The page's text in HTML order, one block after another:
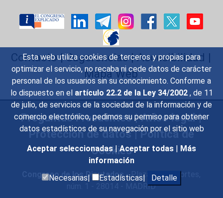
Esta web utiliza cookies de terceros y propias para
optimizar el servicio, no recaba ni cede datos de carácter
personal de los usuarios sin su conocimiento. Conforme a
lo dispuesto en el artículo 22.2 de la Ley 34/2002 , de 11
de julio, de servicios de la sociedad de la información y de
comercio electrónico, pedimos su permiso para obtener
datos estadísticos de su navegación por el sitio web
Aceptar seleccionadas | Aceptar todas | Más
información
Necesarias|
Estadísticas| Detalle
Contacto|Sugerencias|Accesibilidad |
Mapa Web
Preguntas Frecuentes|Aviso legal|
Protección de datos|Política de
Cookies
Congreso de los Diputados- Plaza de las Cortes,
núm. 1 - 28014 - MADRID